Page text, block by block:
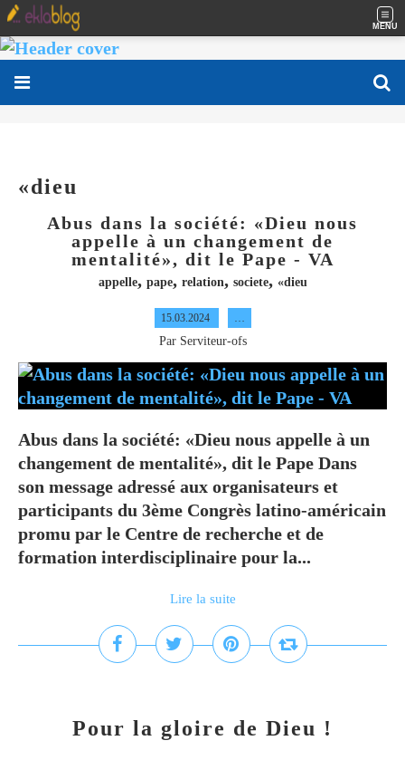
MENU
«dieu
Abus dans la société: «Dieu nous
appelle à un changement de
mentalité», dit le Pape - VA
appelle, pape, relation, societe, «dieu
15.03.2024 …
Par Serviteur-ofs
Abus dans la société: «Dieu nous appelle à un
changement de mentalité», dit le Pape Dans
son message adressé aux organisateurs et
participants du 3ème Congrès latino-américain
promu par le Centre de recherche et de
formation interdisciplinaire pour la...
Lire la suite
Pour la gloire de Dieu !